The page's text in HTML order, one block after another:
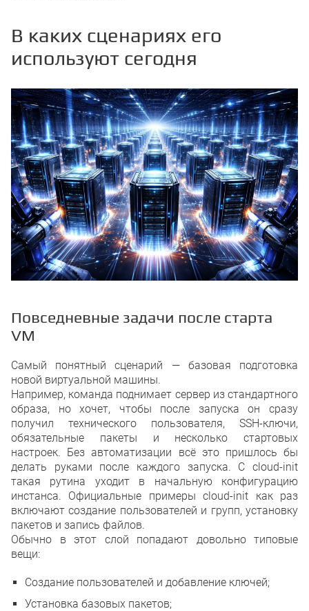
В каких сценариях его
используют сегодня
Повседневные задачи после старта
VM
Самый понятный сценарий — базовая подготовка
новой виртуальной машины.
Например, команда поднимает сервер из стандартного
образа, но хочет, чтобы после запуска он сразу
получил технического пользователя, SSH-ключи,
обязательные пакеты и несколько стартовых
настроек. Без автоматизации всё это пришлось бы
делать руками после каждого запуска. С cloud-init
такая рутина уходит в начальную конфигурацию
инстанса. Официальные примеры cloud-init как раз
включают создание пользователей и групп, установку
пакетов и запись файлов.
Обычно в этот слой попадают довольно типовые
вещи:
Создание пользователей и добавление ключей;
Установка базовых пакетов;